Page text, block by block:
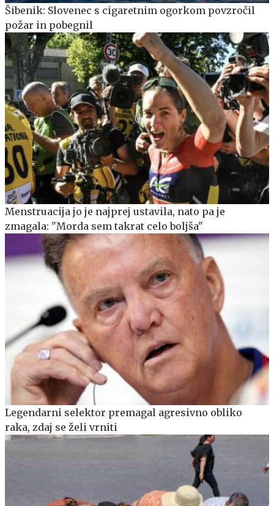
Šibenik: Slovenec s cigaretnim ogorkom povzročil
požar in pobegnil
Menstruacija jo je najprej ustavila, nato pa je
zmagala: "Morda sem takrat celo boljša"
Legendarni selektor premagal agresivno obliko
raka, zdaj se želi vrniti